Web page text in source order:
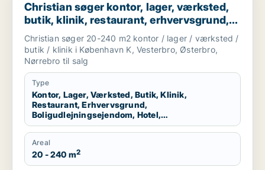
Christian søger kontor, lager, værksted,
butik, klinik, restaurant, erhvervsgrund,
boligudlejningsejendom, hotel,
produktionslokaler eller garage til salg i
København K, Vesterbro eller Østerbro
m.fl.
Christian søger 20-240 m2 kontor / lager / værksted /
butik / klinik i København K, Vesterbro, Østerbro,
Nørrebro til salg
Type
Kontor, Lager, Værksted, Butik, Klinik,
Restaurant, Erhvervsgrund,
Boligudlejningsejendom, Hotel,
Produktionslokaler, Garage
Areal
20 - 240 m2